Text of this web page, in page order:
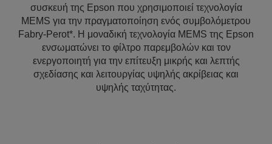
συσκευή της Epson που χρησιμοποιεί τεχνολογία
MEMS για την πραγματοποίηση ενός συμβολόμετρου
Fabry-Perot*. Η μοναδική τεχνολογία MEMS της Epson
ενσωματώνει το φίλτρο παρεμβολών και τον
ενεργοποιητή για την επίτευξη μικρής και λεπτής
σχεδίασης και λειτουργίας υψηλής ακρίβειας και
υψηλής ταχύτητας.